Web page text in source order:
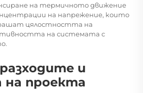
на термичното движение
на напрежение, които
цялостността на
на системата с
и
на проекта